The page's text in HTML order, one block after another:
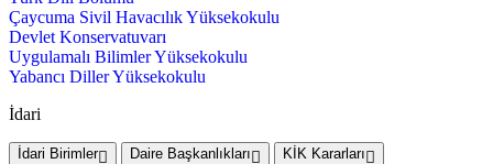
Çaycuma Sivil Havacılık Yüksekokulu
Devlet Konservatuvarı
Uygulamalı Bilimler Yüksekokulu
Yabancı Diller Yüksekokulu
İdari
İdari Birimler Daire Başkanlıkları KİK Kararları